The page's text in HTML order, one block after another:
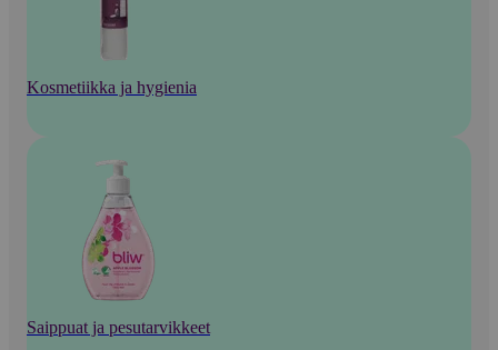
Kosmetiikka ja hygienia
Saippuat ja pesutarvikkeet